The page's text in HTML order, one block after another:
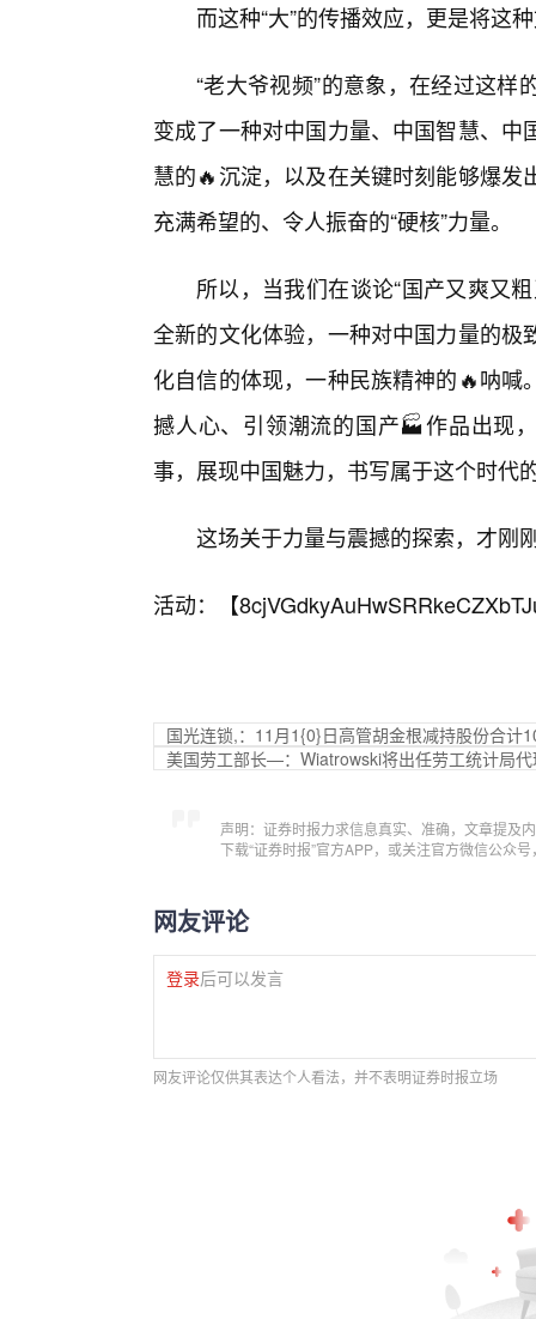
而这种“大”的传播效应，更是将这
“老大爷视频”的意象，在经过这
变成了一种对中国力量、中国智慧、
慧的🔥沉淀，以及在关键时刻能够爆
充满希望的、令人振奋的“硬核”力量。
所以，当我们在谈论“国产又爽又
全新的文化体验，一种对中国力量的
化自信的体现，一种民族精神的🔥呐
撼人心、引领潮流的国产🏭作品出现
事，展现中国魅力，书写属于这个时代
这场关于力量与震撼的探索，才刚
活动：【
国光连锁,：11月1{0}日高管胡金根减持股份合计
美国劳工部长—：Wiatrowski将出任劳工统计局
声明：证券时报力求信息真实、准确，文章提及
下载“证券时报”官方APP，或关注官方微信公众
网友评论
登录后可以发言
网友评论仅供其表达个人看法，并不表明证券时报立场